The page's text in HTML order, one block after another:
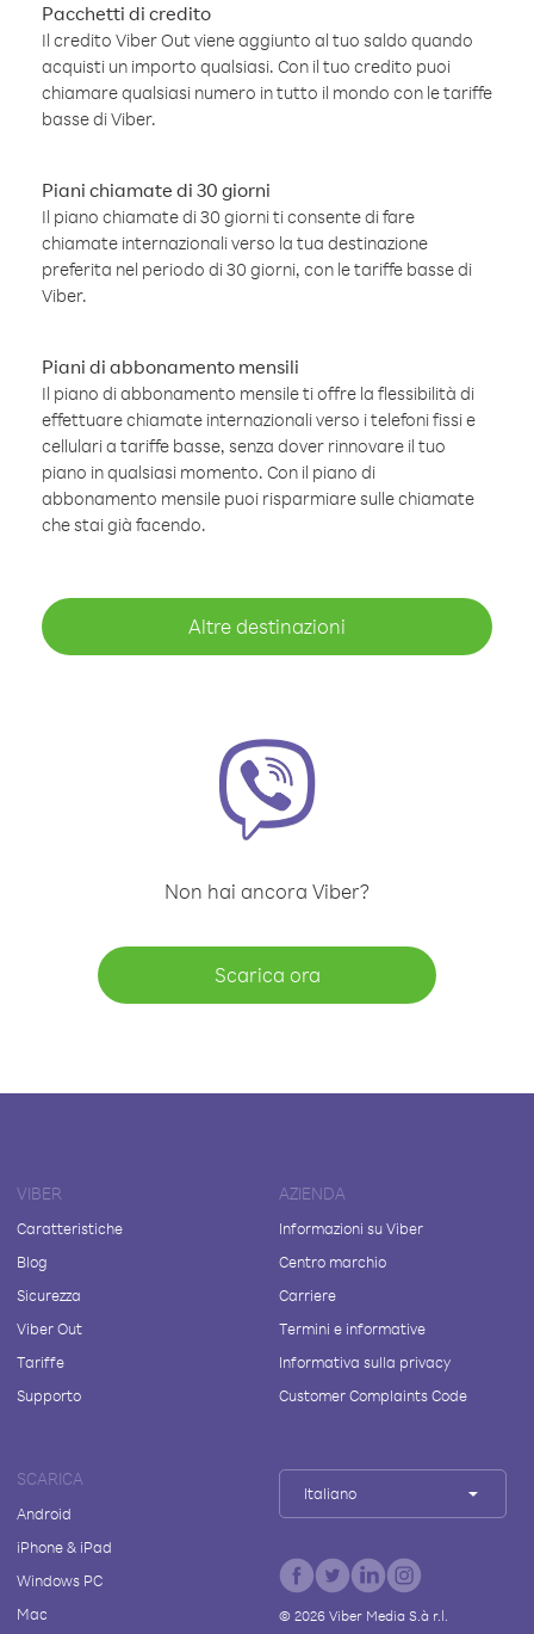
Pacchetti di credito
Il credito Viber Out viene aggiunto al tuo saldo quando
acquisti un importo qualsiasi. Con il tuo credito puoi
chiamare qualsiasi numero in tutto il mondo con le tariffe
basse di Viber.
Piani chiamate di 30 giorni
Il piano chiamate di 30 giorni ti consente di fare
chiamate internazionali verso la tua destinazione
preferita nel periodo di 30 giorni, con le tariffe basse di
Viber.
Piani di abbonamento mensili
Il piano di abbonamento mensile ti offre la flessibilità di
effettuare chiamate internazionali verso i telefoni fissi e
cellulari a tariffe basse, senza dover rinnovare il tuo
piano in qualsiasi momento. Con il piano di
abbonamento mensile puoi risparmiare sulle chiamate
che stai già facendo.
Altre destinazioni
Non hai ancora Viber?
Scarica ora
VIBER
Caratteristiche
Blog
Sicurezza
Viber Out
Tariffe
Supporto
AZIENDA
Informazioni su Viber
Centro marchio
Carriere
Termini e informative
Informativa sulla privacy
Customer Complaints Code
SCARICA
Android
iPhone & iPad
Windows PC
Mac
Italiano
© 2026Viber Media S.à r.l.